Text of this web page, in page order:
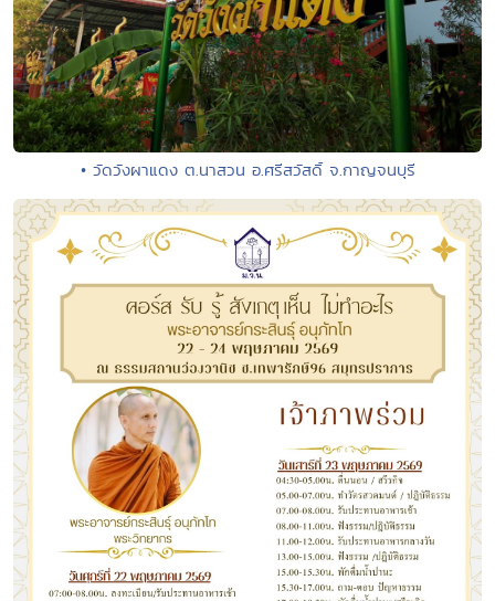
• วัดวังผาแดง ต.นาสวน อ.ศรีสวัสดิ์ จ.กาญจนบุรี